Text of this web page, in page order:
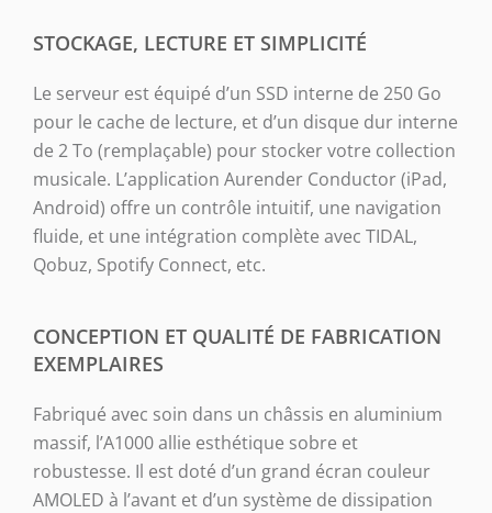
STOCKAGE, LECTURE ET SIMPLICITÉ
Le serveur est équipé d’un SSD interne de 250 Go
pour le cache de lecture, et d’un disque dur interne
de 2 To (remplaçable) pour stocker votre collection
musicale. L’application Aurender Conductor(iPad,
Android) offre un contrôle intuitif, une navigation
fluide, et une intégration complète avec TIDAL,
Qobuz, Spotify Connect, etc.
CONCEPTION ET QUALITÉ DE FABRICATION
EXEMPLAIRES
Fabriqué avec soin dans un châssis en aluminium
massif, l’A1000 allie esthétique sobre et
robustesse. Il est doté d’un grand écran couleur
AMOLED à l’avant et d’un système de dissipation